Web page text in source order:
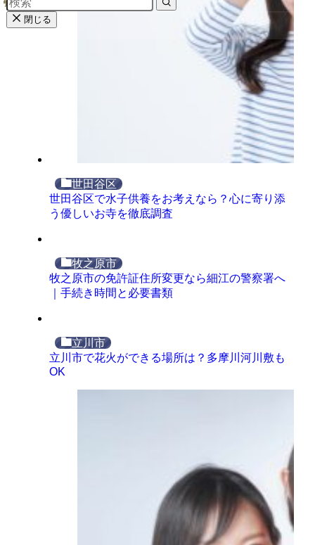
世田谷区
世田谷区で水子供養をお考えなら？心に寄り添
う優しいお寺を徹底調査
牧之原市
牧之原市の免許証住所変更なら細江の警察署へ
｜手続き時間と必要書類
立川市
立川市で花火ができる場所は？多摩川河川敷も
OK
閉じる